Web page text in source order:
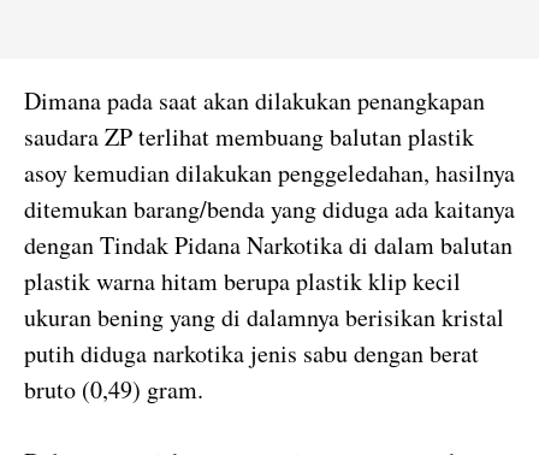
Dimana pada saat akan dilakukan penangkapan
saudara ZP terlihat membuang balutan plastik
asoy kemudian dilakukan penggeledahan, hasilnya
ditemukan barang/benda yang diduga ada kaitanya
dengan Tindak Pidana Narkotika di dalam balutan
plastik warna hitam berupa plastik klip kecil
ukuran bening yang di dalamnya berisikan kristal
putih diduga narkotika jenis sabu dengan berat
bruto (0,49) gram.